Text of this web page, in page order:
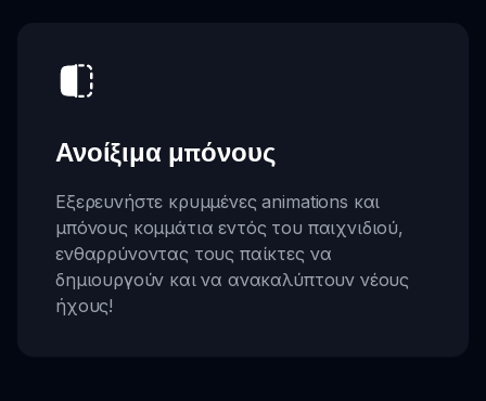
Ανοίξιμα μπόνους
Εξερευνήστε κρυμμένες animations και
μπόνους κομμάτια εντός του παιχνιδιού,
ενθαρρύνοντας τους παίκτες να
δημιουργούν και να ανακαλύπτουν νέους
ήχους!